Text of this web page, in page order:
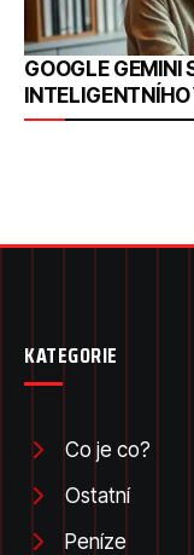
GOOGLE GEMINI
KATEGORIE
Co je co?
Ostatní
Peníze